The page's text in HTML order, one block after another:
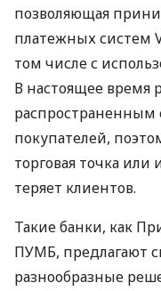
позволяющая
платежных систем
том числе с
В настоящее время
распространенным
покупателей,
торговая точка
теряет клиентов.
Такие банки, как
ПУМБ, предлагают
разнообразные